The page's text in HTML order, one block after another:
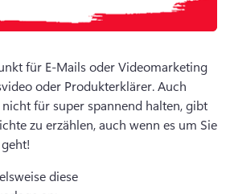
für E-Mails oder Videomarketing
oder Produkterklärer. Auch
für super spannend halten, gibt
zu erzählen, auch wenn es um Sie
diese